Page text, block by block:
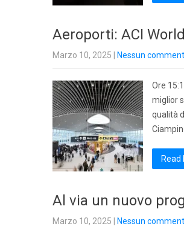
Aeroporti: ACI
Marzo 10, 2025 Nessun
Ore
miglior
qualità
Read
Al via un nuovo
Marzo 10, 2025 Nessun